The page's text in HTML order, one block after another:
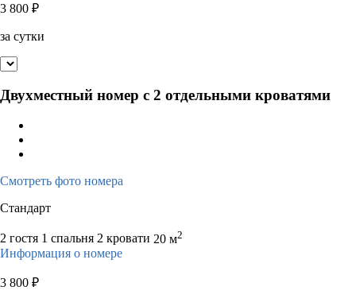
3 800 ₽
за сутки
Двухместный номер с 2 отдельными кроватями
Смотреть фото номера
Стандарт
2 гостя 1 спальня 2 кровати 20 м2
Информация о номере
3 800 ₽